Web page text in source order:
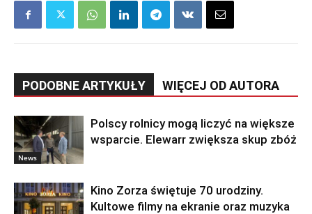
PODOBNE ARTYKUŁY WIĘCEJ OD AUTORA
News
Polscy rolnicy mogą liczyć na większe
wsparcie. Elewarr zwiększa skup zbóż
Kino Zorza świętuje 70 urodziny.
Kultowe filmy na ekranie oraz muzyka